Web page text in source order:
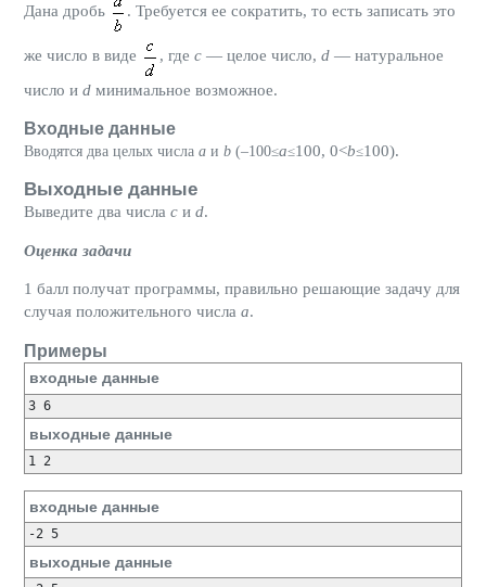
Дана дробь . Требуется ее сократить, то есть записать это
же число в виде , где c — целое число, d — натуральное
число и d минимальное возможное.
Входные данные
Вводятся два целых числа a и b (–100≤a≤100, 0<b≤100).
Выходные данные
Выведите два числа c и d.
Оценка задачи
1 балл получат программы, правильно решающие задачу для
случая положительного числа a.
Примеры
входные данные
выходные данные
входные данные
выходные данные